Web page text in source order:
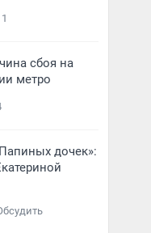
1
сбоя на
метро
дочек»: